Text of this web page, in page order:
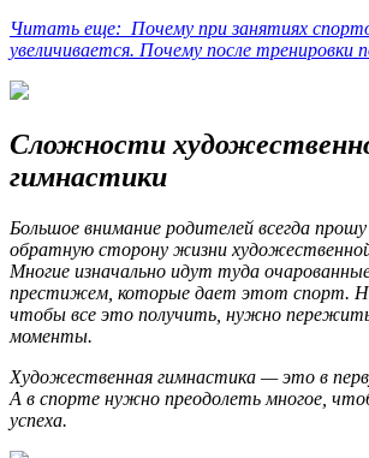
Читать еще: Почему при занятиях
увеличивается. Почему после тренировки
Сложности
гимнастики
Большое внимание родителей всегда
обратную сторону жизни
Многие изначально идут туда
престижем, которые дает этот спорт.
чтобы все это получить, нужно
моменты.
Художественная гимнастика — это в
А в спорте нужно преодолеть многое,
успеха.